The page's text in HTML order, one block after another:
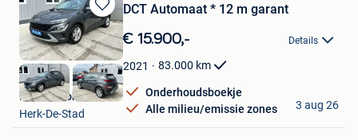
Bewaren
in
Mijn
Favorieten
DCT Automaat * 12 m garant
€ 15.900,- Details
2021 83.000 km
Onderhoudsboekje
Alle milieu/emissie zones
M&M Autohandel
Herk-De-Stad
3 aug 26